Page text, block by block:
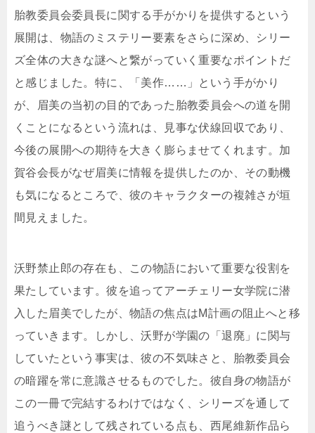
胎教委員会委員長に関する手がかりを提供するという
展開は、物語のミステリー要素をさらに深め、シリー
ズ全体の大きな謎へと繋がっていく重要なポイントだ
と感じました。特に、「美作……」という手がかり
が、眉美の当初の目的であった胎教委員会への道を開
くことになるという流れは、見事な伏線回収であり、
今後の展開への期待を大きく膨らませてくれます。加
賀谷会長がなぜ眉美に情報を提供したのか、その動機
も気になるところで、彼のキャラクターの複雑さが垣
間見えました。
沃野禁止郎の存在も、この物語において重要な役割を
果たしています。彼を追ってアーチェリー女学院に潜
入した眉美でしたが、物語の焦点はM計画の阻止へと移
っていきます。しかし、沃野が学園の「退廃」に関与
していたという事実は、彼の不気味さと、胎教委員会
の暗躍を常に意識させるものでした。彼自身の物語が
この一冊で完結するわけではなく、シリーズを通して
追うべき謎として残されている点も、西尾維新作品ら